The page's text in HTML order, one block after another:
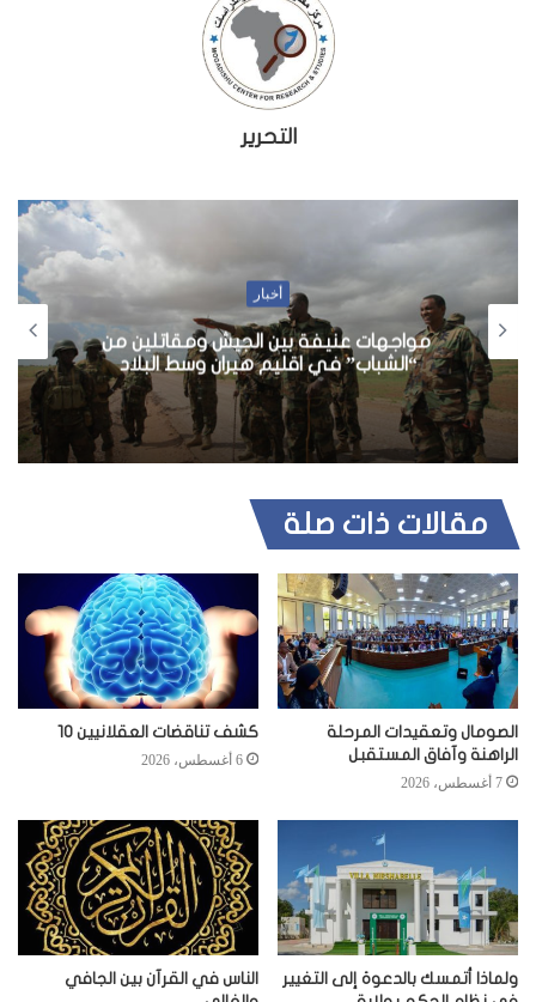
التحرير
أخبار
مواجهات عنيفة بين الجيش ومقاتلين من
“الشباب” في اقليم هيران وسط البلاد
مقالات ذات صلة
الصومال وتعقيدات المرحلة
الراهنة وآفاق المستقبل
7 أغسطس، 2026
كشف تناقضات العقلانيين 10
6 أغسطس، 2026
ولماذا أتمسك بالدعوة إلى التغيير
الناس في القرآن بين الجافي